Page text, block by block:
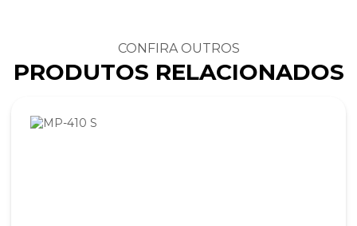
CONFIRA OUTROS
PRODUTOS RELACIONADOS